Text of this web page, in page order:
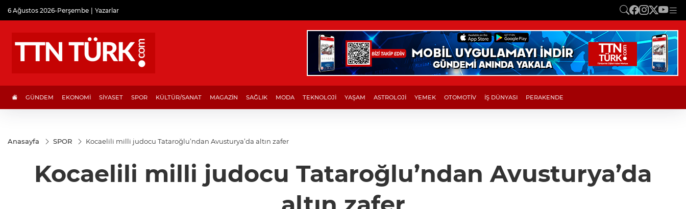
6 Ağustos 2026-Perşembe Yazarlar
GÜNDEM EKONOMİ SİYASET SPOR KÜLTÜR/SANAT MAGAZİN SAĞLIK MODA TEKNOLOJİ YAŞAM ASTROLOJİ YEMEK OTOMOTİV İŞ DÜNYASI PERAKENDE
Anasayfa SPOR Kocaelili milli judocu Tataroğlu’ndan Avusturya’da altın zafer
Kocaelili milli judocu Tataroğlu’ndan Avusturya’da